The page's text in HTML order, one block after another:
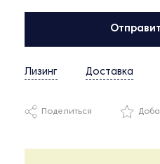
Лизинг Доставка
Поделиться